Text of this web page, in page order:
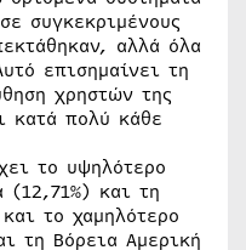
συγκεκριμένους
αλλά όλα
επισημαίνει τη
χρηστών της
κατά πολύ κάθε
το υψηλότερο
(12,71%) και τη
το χαμηλότερο
τη Βόρεια Αμερική